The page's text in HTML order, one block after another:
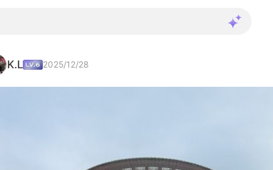
K.L 2025/12/28